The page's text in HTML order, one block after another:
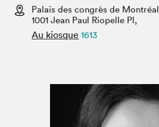
Espace médias
Espace exposant⋅e⋅s
Projets partenaires 2022
Archives
Palais des congrès de Montréal
1001 Jean Paul Riopelle Pl,
Au kiosque 1613